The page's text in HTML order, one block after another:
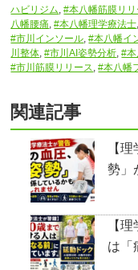
ハビリジム,#本八幡筋膜リリ
八幡腰痛,#本八幡理学療法士
#市川インソール,#本八幡イ
川整体,#市川AI姿勢分析,#
#市川筋膜リリース,#本八幡
関連記事
【
勢」
【
は「